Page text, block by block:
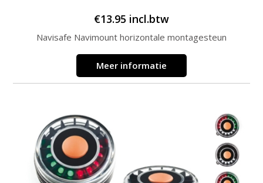
€13.95 incl.btw
Navisafe Navimount horizontale montagesteun
Meer informatie